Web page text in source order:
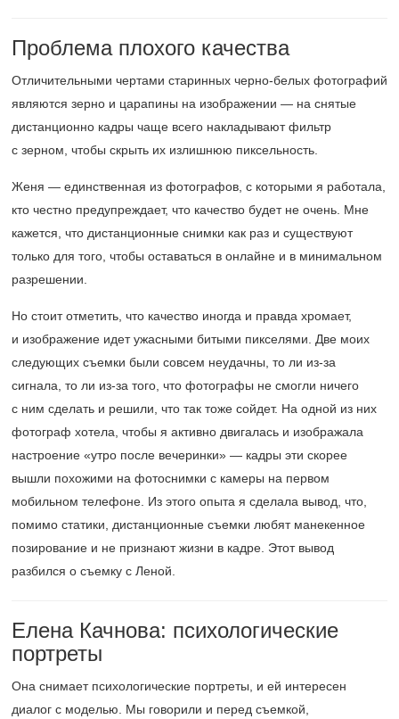
Проблема плохого качества
Отличительными чертами старинных черно-белых фотографий
являются зерно и царапины на изображении — на снятые
дистанционно кадры чаще всего накладывают фильтр
с зерном, чтобы скрыть их излишнюю пиксельность.
Женя — единственная из фотографов, с которыми я работала,
кто честно предупреждает, что качество будет не очень. Мне
кажется, что дистанционные снимки как раз и существуют
только для того, чтобы оставаться в онлайне и в минимальном
разрешении.
Но стоит отметить, что качество иногда и правда хромает,
и изображение идет ужасными битыми пикселями. Две моих
следующих съемки были совсем неудачны, то ли из-за
сигнала, то ли из-за того, что фотографы не смогли ничего
с ним сделать и решили, что так тоже сойдет. На одной из них
фотограф хотела, чтобы я активно двигалась и изображала
настроение «утро после вечеринки» — кадры эти скорее
вышли похожими на фотоснимки с камеры на первом
мобильном телефоне. Из этого опыта я сделала вывод, что,
помимо статики, дистанционные съемки любят манекенное
позирование и не признают жизни в кадре. Этот вывод
разбился о съемку с Леной.
Елена Качнова: психологические
портреты
Она снимает психологические портреты, и ей интересен
диалог с моделью. Мы говорили и перед съемкой,